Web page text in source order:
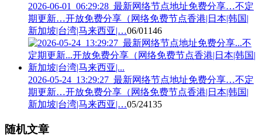
2026-06-01_06:29:28_最新网络节点地址免费分享…不定
期更新…开放免费分享（网络免费节点香港|日本|韩国|
新加坡|台湾|马来西亚|…06/01 146
2026-05-24_13:29:27_最新网络节点地址免费分享…不定
期更新…开放免费分享（网络免费节点香港|日本|韩国|
新加坡|台湾|马来西亚|…05/24135
随机文章